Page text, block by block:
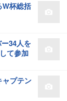
W杯総括
34人を
て参加
ャプテン